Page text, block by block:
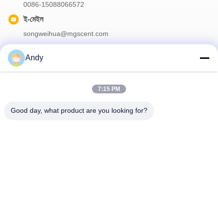
0086-15088066572
ই-মেইল
songweihua@mgscent.com
Andy
7:15 PM
Good day, what product are you looking for?